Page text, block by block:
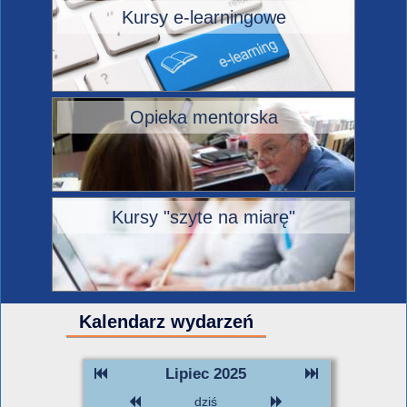
Kursy e-learningowe
Opieka mentorska
Kursy "szyte na miarę"
Kalendarz wydarzeń
Lipiec 2025
dziś